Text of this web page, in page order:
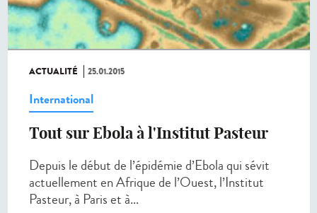
ACTUALITÉ 25.01.2015
International
Tout sur Ebola à l'Institut Pasteur
Depuis le début de l’épidémie d’Ebola qui sévit
actuellement en Afrique de l’Ouest, l’Institut
Pasteur, à Paris et à...